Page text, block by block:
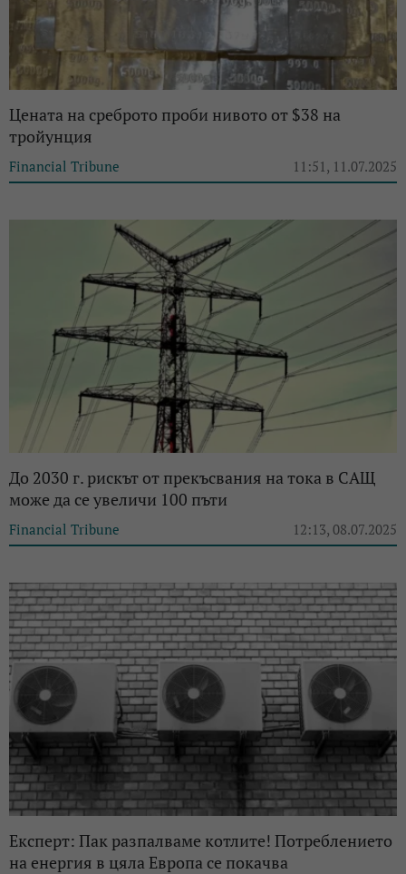
Цената на среброто проби нивото от $38 на
тройунция
Financial Tribune 11:51, 11.07.2025
До 2030 г. рискът от прекъсвания на тока в САЩ
може да се увеличи 100 пъти
Financial Tribune 12:13, 08.07.2025
Експерт: Пак разпалваме котлите! Потреблението
на енергия в цяла Европа се покачва